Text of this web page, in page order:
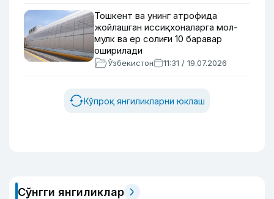
Тошкент ва унинг атрофида
жойлашган иссиқхоналарга мол-
мулк ва ер солиғи 10 баравар
оширилади
Ўзбекистон 11:31 / 19.07.2026
Кўпроқ янгиликларни юклаш
Сўнгги янгиликлар